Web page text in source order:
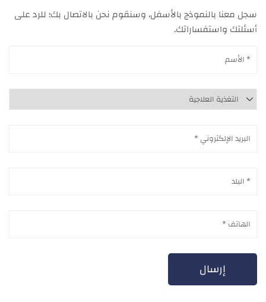
سجل معنا بالنموذج بالأسفل، وسنقوم نحن بالاتصال بك؛ للرد على
أسئلتك واستفساراتك.